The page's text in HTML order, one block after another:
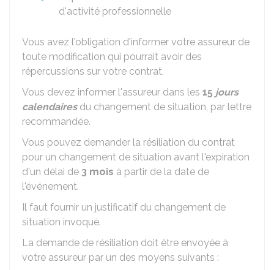
d'activité professionnelle
Vous avez l'obligation d'informer votre assureur de
toute modification qui pourrait avoir des
répercussions sur votre contrat.
Vous devez informer l'assureur dans les 15 jours
calendairesdu changement de situation, par lettre
recommandée.
Vous pouvez demander la résiliation du contrat
pour un changement de situation avant l'expiration
d'un délai de 3 mois à partir de la date de
l'événement.
Il faut fournir un justificatif du changement de
situation invoqué.
La demande de résiliation doit être envoyée à
votre assureur par un des moyens suivants :